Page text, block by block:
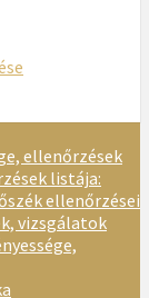
ellenőrzések
listája:
ellenőrzései
vizsgálatok